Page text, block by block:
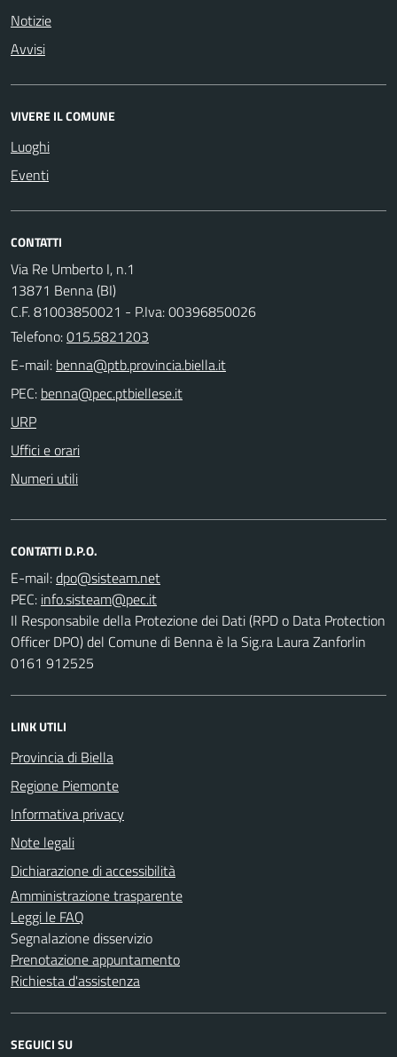
Notizie
Avvisi
VIVERE IL COMUNE
Luoghi
Eventi
CONTATTI
Via Re Umberto I, n.1
13871 Benna (BI)
C.F. 81003850021 - P.Iva: 00396850026
Telefono:015.5821203
E-mail:
PEC:
URP
Uffici e orari
Numeri utili
CONTATTI D.P.O.
E-mail:
PEC:
Il Responsabile della Protezione dei Dati (RPD o Data Protection
Officer DPO) del Comune di Benna è la Sig.ra Laura Zanforlin
0161 912525
LINK UTILI
Provincia di Biella
Regione Piemonte
Informativa privacy
Note legali
Dichiarazione di accessibilità
Amministrazione trasparente
Leggi le FAQ
Segnalazione disservizio
Prenotazione appuntamento
Richiesta d'assistenza
SEGUICI SU